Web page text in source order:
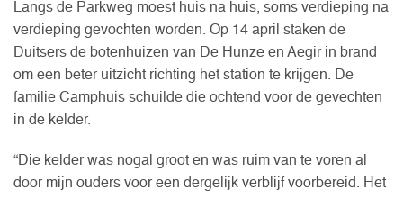
Langs de Parkweg moest huis na huis, soms verdieping na
verdieping gevochten worden. Op 14 april staken de
Duitsers de botenhuizen van De Hunze en Aegir in brand
om een beter uitzicht richting het station te krijgen. De
familie Camphuis schuilde die ochtend voor de gevechten
in de kelder.
“Die kelder was nogal groot en was ruim van te voren al
door mijn ouders voor een dergelijk verblijf voorbereid. Het